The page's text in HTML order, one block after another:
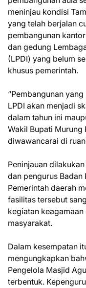
meninjau kondisi
yang telah berjalan
pembangunan
dan gedung
(LPDI) yang belum
khusus pemerintah.
“Pembangunan
LPDI akan menjadi
dalam tahun ini
Wakil Bupati Murung
diwawancarai di
Peninjauan
dan pengurus
Pemerintah daerah
fasilitas tersebut
kegiatan
masyarakat.
Dalam kesempatan
mengungkapkan
Pengelola Masjid
terbentuk.